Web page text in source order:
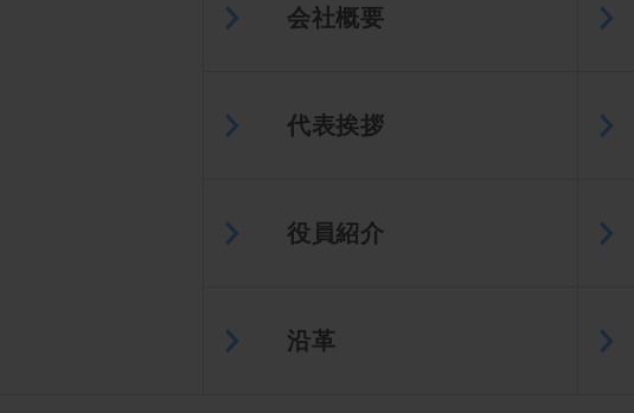
会社概要
代表挨拶
役員紹介
沿革